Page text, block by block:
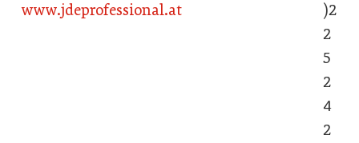
www.jdeprofessional.at
)2
2
5
2
4
2